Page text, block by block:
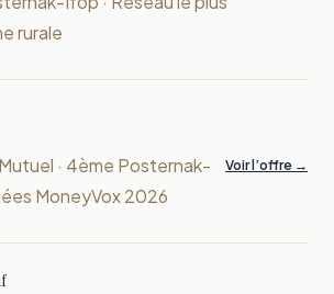
rurale
· 4ème Posternak-
MoneyVox 2026
Voir l’offre →